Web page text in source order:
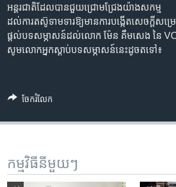
និង​
ចូល​
ទៅ​
កាន់​
បណ្តាញ​សង្គម
អន្តរជាតិ​ដែល​បាន​ជួយ​ជ្រោមជ្រែង​យ៉ាង​សកម្ម​
ដល់​ការ​តស៊ូ​ទាមទារ​ឱ្យ​មាន​ការ​បង្កើត​សេចក្តី​សម្
ផ្តល់​បទសម្ភាសន៍​ដល់​លោក​ ម៉ែន គឹមសេង នៃ​​
សូម​លោក​អ្នក​ស្តាប់​បទ​សម្ភាសន៍​នេះ​ដូច​តទៅ៖
ចែករំលែក
កម្មវិធី​នីមួយៗ